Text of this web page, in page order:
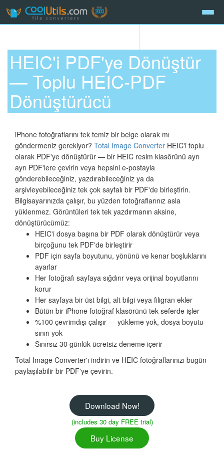
HEIC'i PDF'ye Dönüştür
— Toplu HEIC-PDF
Dönüştürücü
iPhone fotoğraflarını tek temiz bir belge olarak mı
göndermeniz gerekiyor? Total Image Converter HEIC'i toplu
olarak PDF'ye dönüştürür — bir HEIC resim klasörünü ayrı
ayrı PDF'lere çevirin veya hepsini e-postayla
gönderebileceğiniz, yazdırabileceğiniz ya da
arşivleyebileceğiniz tek çok sayfalı bir PDF'de birleştirin.
Bilgisayarınızda çalışır, bu yüzden fotoğraflarınız asla
yüklenmez. Görüntüleri tek tek yazdırmanın aksine,
dönüştürücümüz:
HEIC'i dosya başına bir PDF olarak dönüştürür veya
birçoğunu tek PDF'de birleştirir
PDF için sayfa boyutunu, yönünü ve kenar boşluklarını
ayarlar
Her fotoğrafı sayfaya sığdırır veya orijinal boyutlarını
korur
Her sayfaya bir üst bilgi, alt bilgi veya filigran ekler
Bütün bir iPhone fotoğraf klasörünü tek seferde işler
%100 çevrimdışı çalışır — yükleme yok, dosya boyutu
sınırı yok
Sınırsız 30 günlük ücretsiz deneme içerir
Total Image Converter'ı indirin ve HEIC fotoğraflarınızı bugün
paylaşılabilir bir PDF'ye çevirin.
Download Now!
(includes 30 day FREE trial)
Buy License